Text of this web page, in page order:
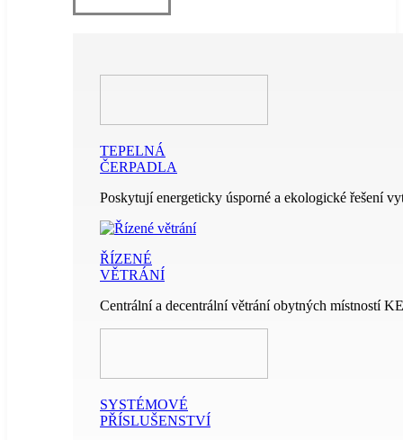
TEPELNÁ
ČERPADLA
Poskytují energeticky úsporné a ekologické řešení
ŘÍZENÉ
VĚTRÁNÍ
Centrální a decentrální větrání obytných místností
SYSTÉMOVÉ
PŘÍSLUŠENSTVÍ